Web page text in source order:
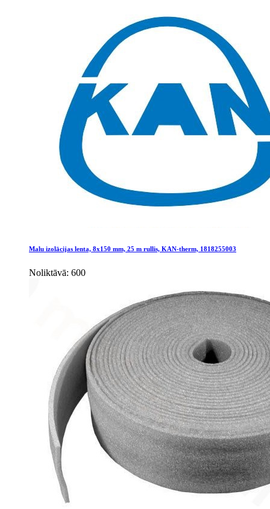
Malu izolācijas lenta, 8x150 mm, 25 m rullis, KAN-therm, 1818255003
Noliktāvā: 600